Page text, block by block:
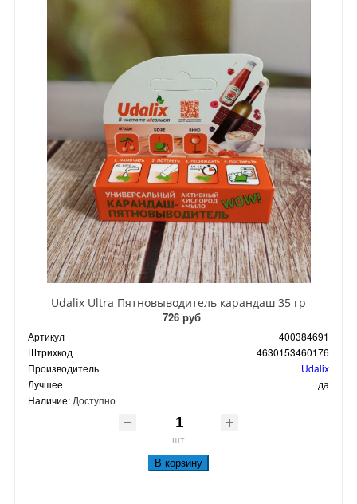
Udalix Ultra Пятновыводитель карандаш 35 гр
726 руб
Артикул
400384691
Штрихкод
4630153460176
Производитель
Udalix
Лучшее
да
Наличие: Доступно
шт
В корзину